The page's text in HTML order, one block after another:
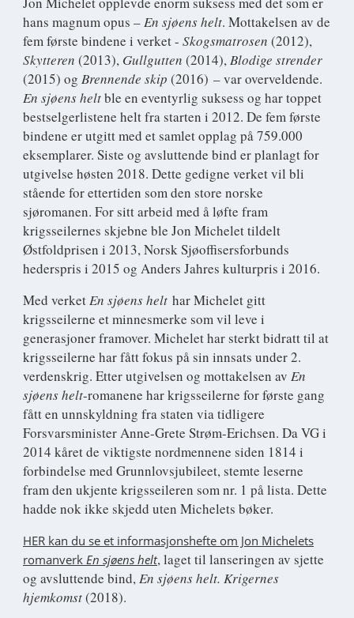
hans magnum opus –En sjøens helt. Mottakelsen av de
fem første bindene i verket - Skogsmatrosen (2012),
Skytteren (2013), Gullgutten (2014),Blodige strender
(2015) og Brennende skip (2016) – var overveldende.
En sjøens heltble en eventyrlig suksess og har toppet
bestselgerlistene helt fra starten i 2012. De fem første
bindene er utgitt med et samlet opplag på 759.000
eksemplarer. Siste og avsluttende bind er planlagt for
utgivelse høsten 2018. Dette gedigne verket vil bli
stående for ettertiden som den store norske
sjøromanen. For sitt arbeid med å løfte fram
krigsseilernes skjebne ble Jon Michelet tildelt
Østfoldprisen i 2013, Norsk Sjøoffisersforbunds
hederspris i 2015 og Anders Jahres kulturpris i 2016.
Med verketEn sjøens helt har Michelet gitt
krigsseilerne et minnesmerke som vil leve i
generasjoner framover. Michelet har sterkt bidratt til at
krigsseilerne har fått fokus på sin innsats under 2.
verdenskrig. Etter utgivelsen og mottakelsen av En
sjøens helt-romanene har krigsseilerne for første gang
fått en unnskyldning fra staten via tidligere
Forsvarsminister Anne-Grete Strøm-Erichsen. Da VG i
2014 kåret de viktigste nordmennene siden 1814 i
forbindelse med Grunnlovsjubileet, stemte leserne
fram den ukjente krigsseileren som nr. 1 på lista. Dette
hadde nok ikke skjedd uten Michelets bøker.
HER kan du se et informasjonshefte om Jon Michelets
romanverk En sjøens helt, laget til lanseringen av sjette
og avsluttende bind,En sjøens helt. Krigernes
hjemkomst(2018).